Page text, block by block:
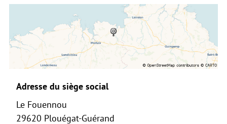
Adresse du siège social
Le Fouennou
29620 Plouégat-Guérand